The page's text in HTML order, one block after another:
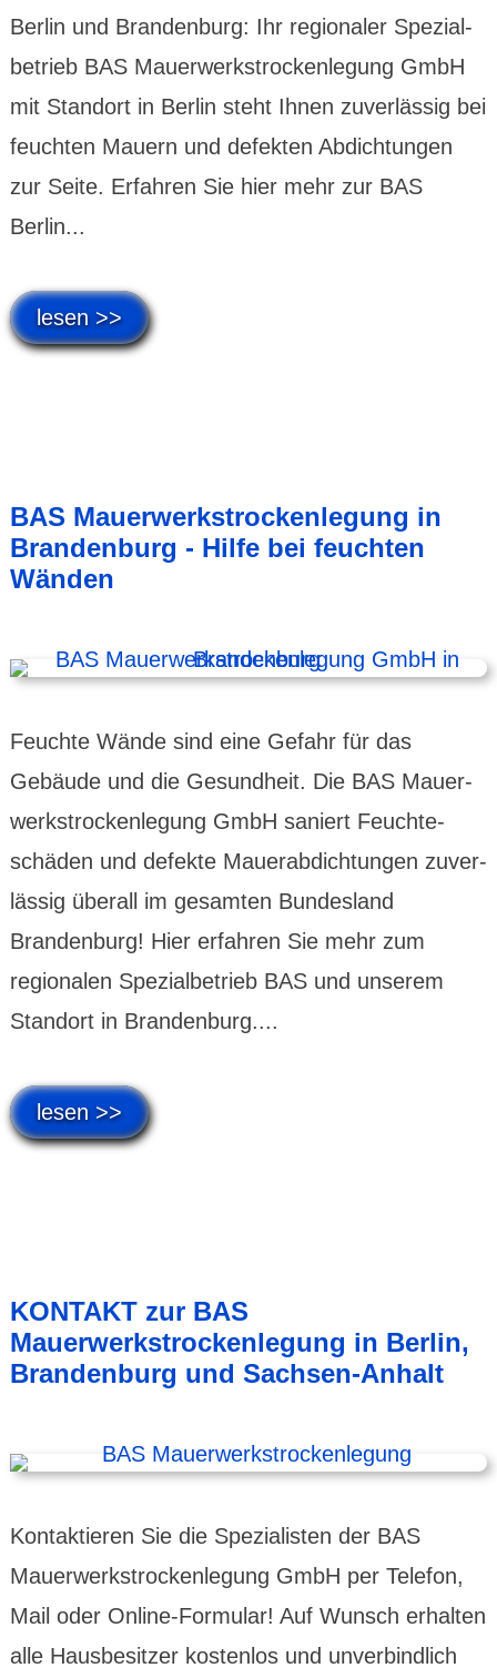
Berlin und Branden­burg: Ihr regionaler Spezial­
betrieb BAS Mauer­werks­trocken­legung GmbH
mit Standort in Berlin steht Ihnen zuverlässig bei
feuchten Mauern und defekten Abdichtungen
zur Seite. Erfahren Sie hier mehr zur BAS
Berlin...
lesen >>
BAS Mauerwerkstrockenlegung in
Brandenburg - Hilfe bei feuchten
Wänden
Feuchte Wände sind eine Gefahr für das
Gebäude und die Gesundheit. Die BAS Mauer­
werks­trocken­legung GmbH saniert Feuchte­
schäden und defekte Mauer­abdich­tungen zuver­
lässig überall im gesamten Bundes­land
Brandenburg! Hier erfahren Sie mehr zum
regionalen Spezial­betrieb BAS und unserem
Standort in Brandenburg....
lesen >>
KONTAKT zur BAS
Mauerwerkstrockenlegung in Berlin,
Brandenburg und Sachsen-Anhalt
Kontaktieren Sie die Spezialisten der BAS
Mauerwerkstrockenlegung GmbH per Telefon,
Mail oder Online-Formular! Auf Wunsch erhalten
alle Hausbesitzer kostenlos und unverbindlich